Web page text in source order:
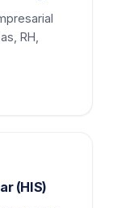
RH,
(HIS)